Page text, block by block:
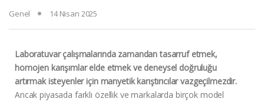
Genel 14 Nisan 2025
Laboratuvar çalışmalarında zamandan tasarruf etmek,
homojen karışımlar elde etmek ve deneysel doğruluğu
artırmak isteyenler için manyetik karıştırıcılar vazgeçilmezdir.
Ancak piyasada farklı özellik ve markalarda birçok model